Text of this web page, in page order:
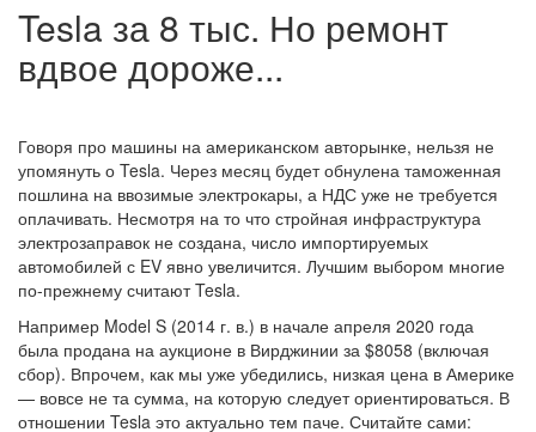
Tesla за 8 тыс. Но ремонт
вдвое дороже...
Говоря про машины на американском авторынке, нельзя не
упомянуть о Tesla. Через месяц будет обнулена таможенная
пошлина на ввозимые электрокары, а НДС уже не требуется
оплачивать. Несмотря на то что стройная инфраструктура
электрозаправок не создана, число импортируемых
автомобилей с EV явно увеличится. Лучшим выбором многие
по-прежнему считают Tesla.
Например Model S (2014 г. в.) в начале апреля 2020 года
была продана на аукционе в Вирджинии за $8058 (включая
сбор). Впрочем, как мы уже убедились, низкая цена в Америке
— вовсе не та сумма, на которую следует ориентироваться. В
отношении Tesla это актуально тем паче. Считайте сами: